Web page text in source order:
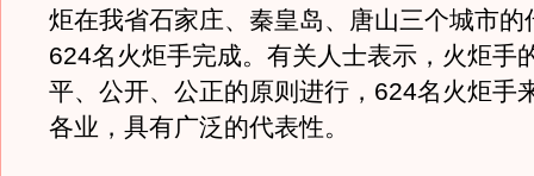
炬在我省石家庄、秦皇岛、唐山三个城市的
624名火炬手完成。有关人士表示，火炬手
平、公开、公正的原则进行，624名火炬手
各业，具有广泛的代表性。